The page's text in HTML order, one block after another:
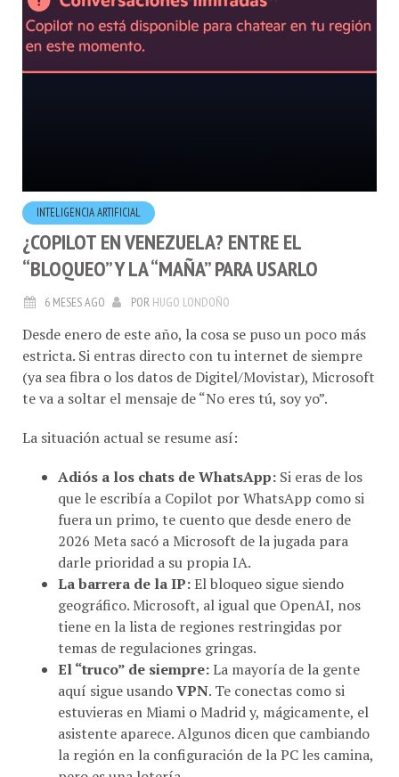
INTELIGENCIA ARTIFICIAL
¿COPILOT EN VENEZUELA? ENTRE EL
“BLOQUEO” Y LA “MAÑA” PARA USARLO
HUGO LONDOÑO
Desde enero de este año, la cosa se puso un poco más
estricta. Si entras directo con tu internet de siempre
(ya sea fibra o los datos de Digitel/Movistar), Microsoft
te va a soltar el mensaje de “No eres tú, soy yo”.
​La situación actual se resume así:
Adiós a los chats de WhatsApp:
Si eras de los
que le escribía a Copilot por WhatsApp como si
fuera un primo, te cuento que desde enero de
2026 Meta sacó a Microsoft de la jugada para
darle prioridad a su propia IA.
La barrera de la IP:El bloqueo sigue siendo
geográfico. Microsoft, al igual que OpenAI, nos
tiene en la lista de regiones restringidas por
temas de regulaciones gringas.
El “truco” de siempre:La mayoría de la gente
aquí sigue usandoVPN. Te conectas como si
estuvieras en Miami o Madrid y, mágicamente, el
asistente aparece. Algunos dicen que cambiando
la región en la configuración de la PC les camina,
pero es una lotería.